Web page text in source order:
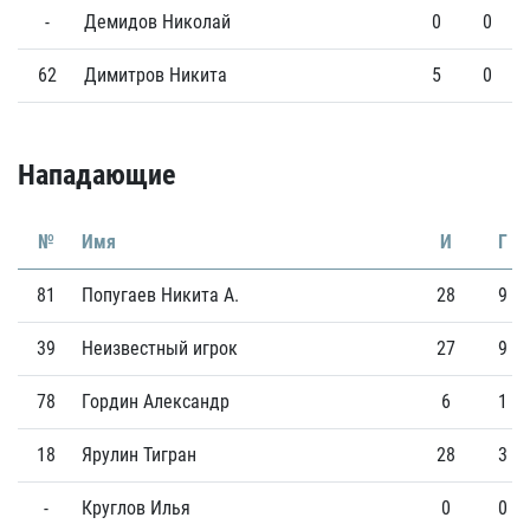
- Демидов Николай 0 0
62 Димитров Никита 5 0
Нападающие
№ Имя И Г
81 Попугаев Никита А. 28 9
39 Неизвестный игрок 27 9
78 Гордин Александр 6 1
18 Ярулин Тигран 28 3
- Круглов Илья 0 0